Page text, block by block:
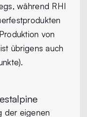
während RHI
von
übrigens auch
der eigenen